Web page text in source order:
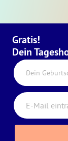
Gratis!
Dein
Dein